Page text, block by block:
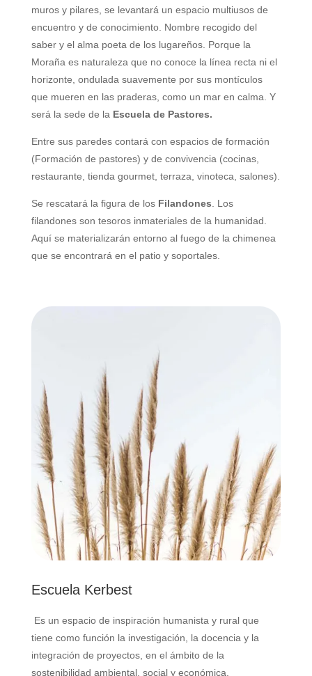
muros y pilares, se levantará un espacio multiusos de
encuentro y de conocimiento. Nombre recogido del
saber y el alma poeta de los lugareños. Porque la
Moraña es naturaleza que no conoce la línea recta ni el
horizonte, ondulada suavemente por sus montículos
que mueren en las praderas, como un mar en calma. Y
será la sede de la Escuela de Pastores.
Entre sus paredes contará con espacios de formación
(Formación de pastores) y de convivencia (cocinas,
restaurante, tienda gourmet, terraza, vinoteca, salones).
Se rescatará la figura de los Filandones. Los
filandones son tesoros inmateriales de la humanidad.
Aquí se materializarán entorno al fuego de la chimenea
que se encontrará en el patio y soportales.
Escuela Kerbest
Es un espacio de inspiración humanista y rural que
tiene como función la investigación, la docencia y la
integración de proyectos, en el ámbito de la
sostenibilidad ambiental, social y económica.